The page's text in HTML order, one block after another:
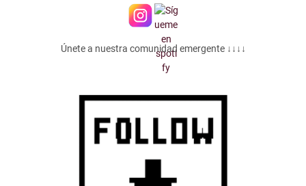
Únete a nuestra comunidad emergente ↓↓↓↓